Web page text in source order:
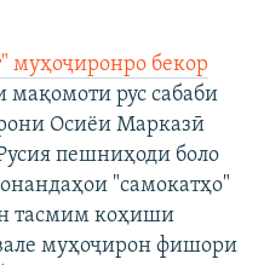
муҳоҷиронро бекор
рус сабаби
Осиёи Марказӣ
пешниҳоди боло
"самокатҳо"
тасмим коҳиши
муҳоҷирон фишори